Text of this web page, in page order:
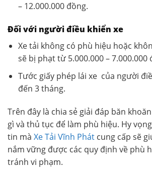
– 12.000.000 đồng.
Đối với người điều khiển xe
Xe tải không có phù hiệu hoặc
sẽ bị phạt từ 5.000.000 – 7.000.000
Tước giấy phép lái xe của người
đến 3 tháng.
Trên đây là chia sẻ giải đáp băn
gì và thủ tục để làm phù hiệu. Hy
tin mà Xe Tải Vĩnh Phát cung cấp sẽ
nắm vững được các quy định về phù
tránh vi phạm.